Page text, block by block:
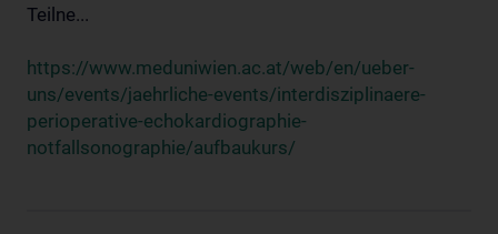
Teilne...
https://www.meduniwien.ac.at/web/en/ueber-
uns/events/jaehrliche-events/interdisziplinaere-
perioperative-echokardiographie-
notfallsonographie/aufbaukurs/